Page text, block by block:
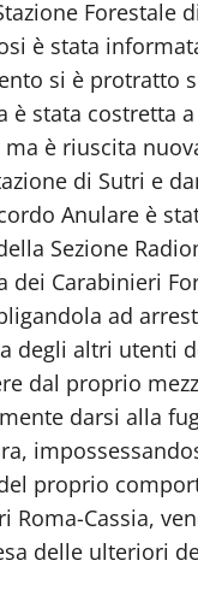
Forestale
è stata
si è protratto
stata costretta
è riuscita
di Sutri e
Anulare è
Sezione
dei Carabinieri
ad
degli altri utenti
dal proprio
darsi alla
proprio
Roma-Cassia,
delle ulteriori